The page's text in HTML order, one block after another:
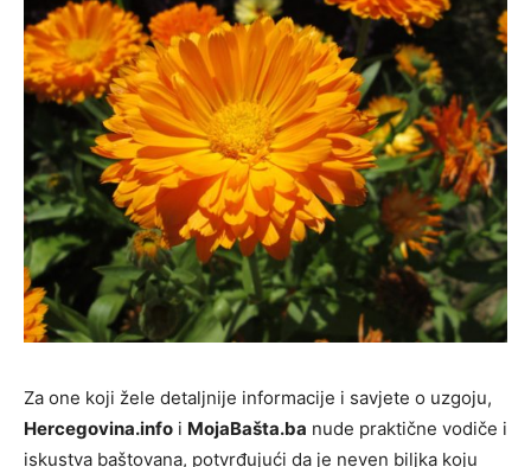
Za one koji žele detaljnije informacije i savjete o uzgoju,
Hercegovina.info i MojaBašta.ba nude praktične vodiče i
iskustva baštovana, potvrđujući da je neven biljka koju